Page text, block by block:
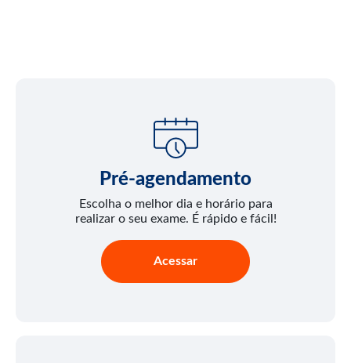
Pré-agendamento
Escolha o melhor dia e horário para
realizar o seu exame. É rápido e fácil!
Acessar